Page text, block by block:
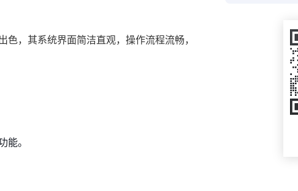
，其系统界面简洁直观，操作流程流畅，
能。